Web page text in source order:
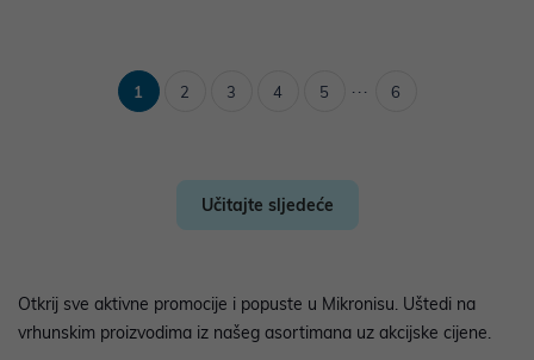
1 2 3 4 5 ... 6
Učitajte sljedeće
Otkrij sve aktivne promocije i popuste u Mikronisu. Uštedi na
vrhunskim proizvodima iz našeg asortimana uz akcijske cijene.